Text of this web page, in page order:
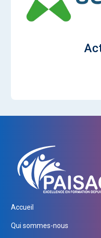
Accueil
Qui sommes-nous